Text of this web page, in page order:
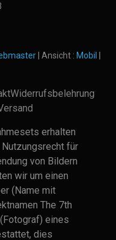
| Ansicht : Mobil
Widerrufsbelehrung
erhalten
für
von Bildern
wir um einen
(Name mit
The 7th
eines
dies